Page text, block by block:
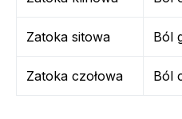
Zatoka sitowa Ból
Zatoka czołowa Ból